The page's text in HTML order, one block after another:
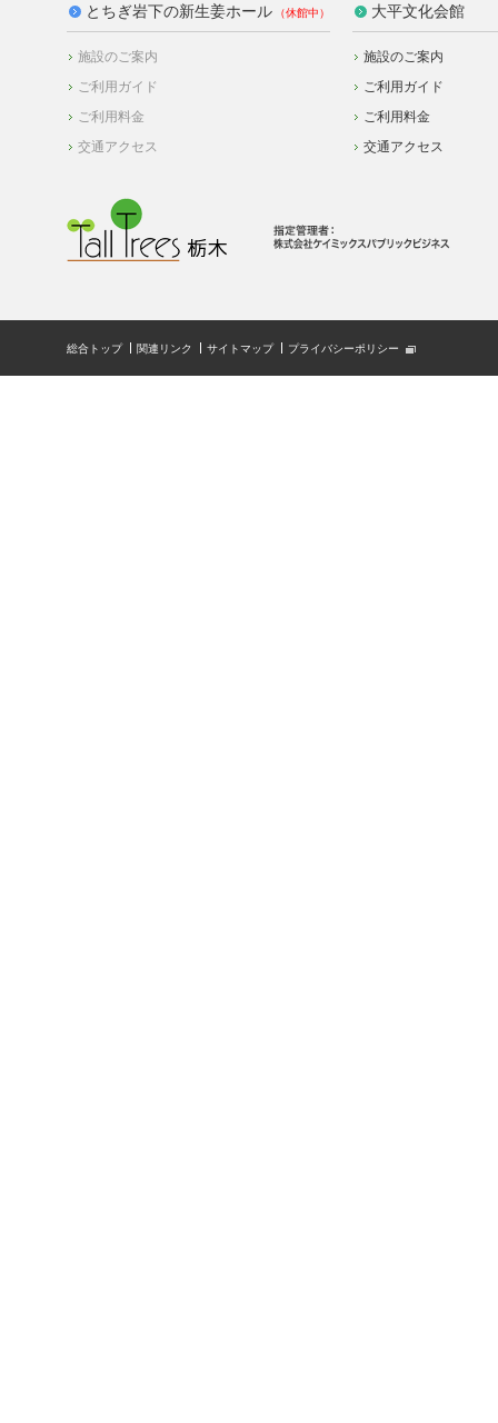
とちぎ岩下の新生姜ホール
施設のご案内
ご利用ガイド
ご利用料金
交通アクセス
大平文化会館
施設のご案内
ご利用ガイド
ご利用料金
交通アクセス
総合トップ 関連リンク サイトマップ プライバシーポリシー